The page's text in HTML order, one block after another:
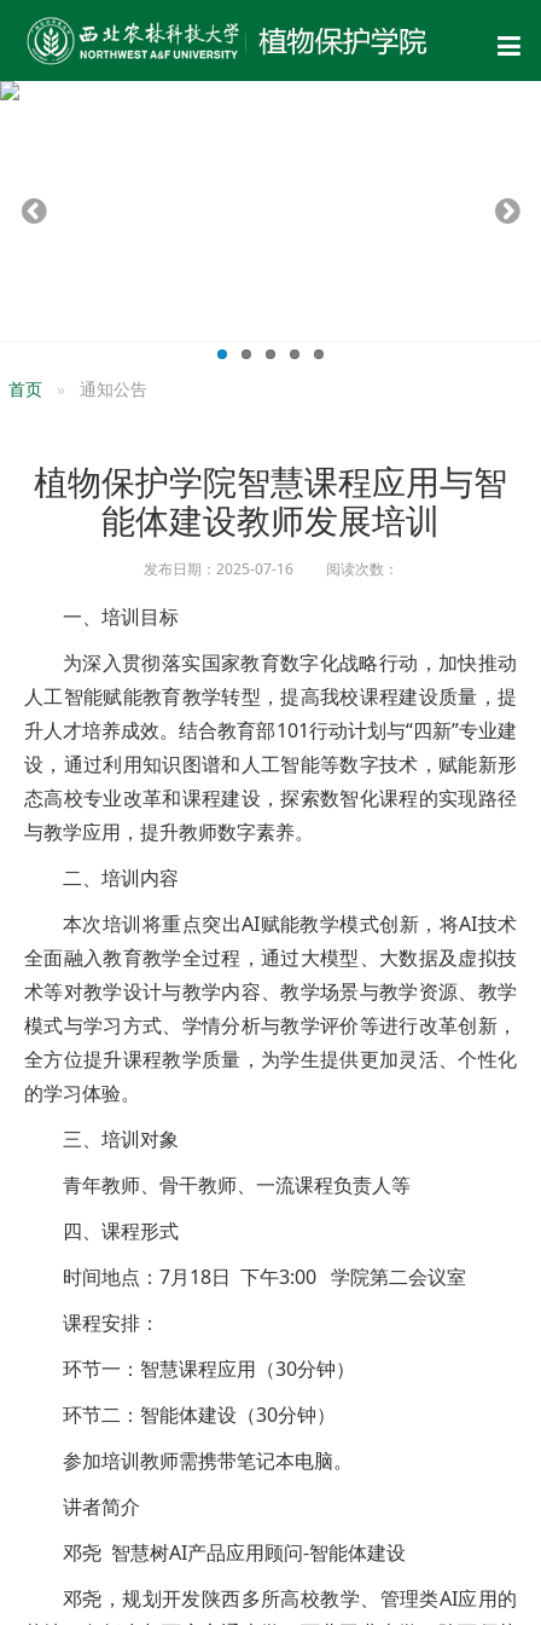
首页 通知公告
植物保护学院智慧课程应用与智
能体建设教师发展培训
发布日期：2025-07-16 阅读次数：
一、培训目标
为深入贯彻落实国家教育数字化战略行动，加快推动
人工智能赋能教育教学转型，提高我校课程建设质量，提
升人才培养成效。结合教育部101行动计划与“四新”专业建
设，通过利用知识图谱和人工智能等数字技术，赋能新形
态高校专业改革和课程建设，探索数智化课程的实现路径
与教学应用，提升教师数字素养。
二、培训内容
本次培训将重点突出AI赋能教学模式创新，将AI技术
全面融入教育教学全过程，通过大模型、大数据及虚拟技
术等对教学设计与教学内容、教学场景与教学资源、教学
模式与学习方式、学情分析与教学评价等进行改革创新，
全方位提升课程教学质量，为学生提供更加灵活、个性化
的学习体验。
三、培训对象
青年教师、骨干教师、一流课程负责人等
四、课程形式
时间地点：7月18日 下午3:00 学院第二会议室
课程安排：
环节一：智慧课程应用（30分钟）
环节二：智能体建设（30分钟）
参加培训教师需携带笔记本电脑。
讲者简介
邓尧 智慧树AI产品应用顾问-智能体建设
邓尧，规划开发陕西多所高校教学、管理类AI应用的